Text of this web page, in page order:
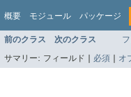
概要 モジュール パッケージ
前のクラス 次のクラス
サマリー: フィールド | 必須 | オ